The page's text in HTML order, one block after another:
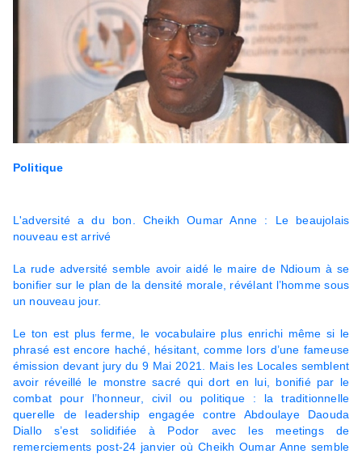
Politique
L'adversité a du bon. Cheikh Oumar Anne : Le beaujolais
nouveau est arrivé
La rude adversité semble avoir aidé le maire de Ndioum à se
bonifier sur le plan de la densité morale, révélant l’homme sous
un nouveau jour.
Le ton est plus ferme, le vocabulaire plus enrichi même si le
phrasé est encore haché, hésitant, comme lors d’une fameuse
émission devant jury du 9 Mai 2021. Mais les Locales semblent
avoir réveillé le monstre sacré qui dort en lui, bonifié par le
combat pour l’honneur, civil ou politique : la traditionnelle
querelle de leadership engagée contre Abdoulaye Daouda
Diallo s’est solidifiée à Podor avec les meetings de
remerciements post-24 janvier où Cheikh Oumar Anne semble